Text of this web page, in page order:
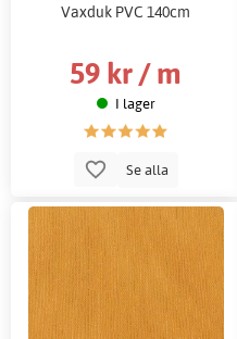
Vaxduk PVC 140cm
59 kr / m
I lager
Se alla